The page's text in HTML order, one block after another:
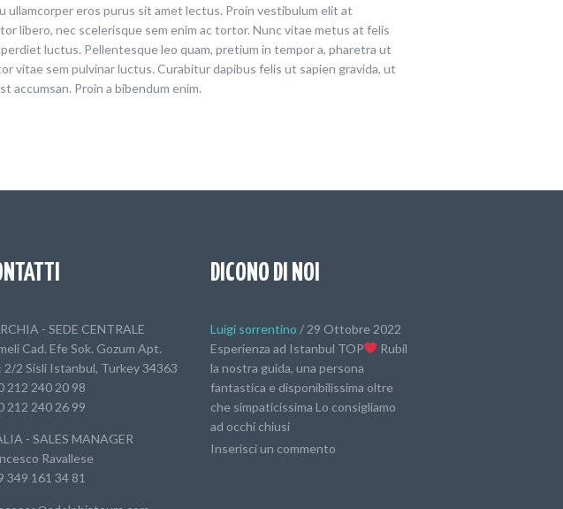
ullamcorper eros purus sit amet lectus. Proin vestibulum elit at
libero, nec scelerisque sem enim ac tortor. Nunc vitae metus at felis
luctus. Pellentesque leo quam, pretium in tempor a, pharetra ut
vitae sem pulvinar luctus. Curabitur dapibus felis ut sapien gravida, ut
accumsan. Proin a bibendum enim.
- SEDE CENTRALE
Cad. Efe Sok. Gozum Apt.
2/2 Sisli Istanbul, Turkey 34363
212 240 20 98
212 240 26 99
- SALES MANAGER
Ravallese
349 161 34 81
DICONO DI NOI
Luigi sorrentino / 29 Ottobre 2022
Esperienza ad Istanbul TOP
Rubil
la nostra guida, una persona
fantastica e disponibilissima oltre
che simpaticissima Lo consigliamo
ad occhi chiusi
Inserisci un commento